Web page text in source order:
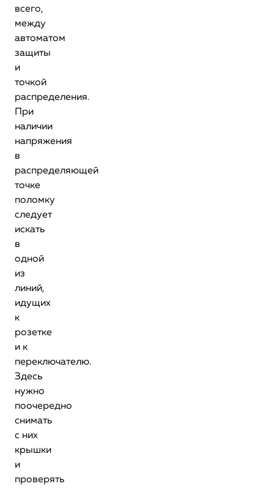
всего,
между
автоматом
защиты
и
точкой
распределения.
При
наличии
напряжения
в
распределяющей
точке
поломку
следует
искать
в
одной
из
линий,
идущих
к
розетке
и к
переключателю.
Здесь
нужно
поочередно
снимать
с них
крышки
и
проверять